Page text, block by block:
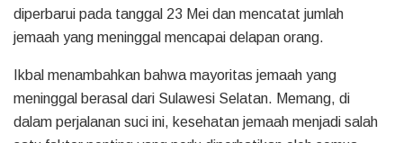
diperbarui pada tanggal 23 Mei dan mencatat jumlah
jemaah yang meninggal mencapai delapan orang.
Ikbal menambahkan bahwa mayoritas jemaah yang
meninggal berasal dari Sulawesi Selatan. Memang, di
dalam perjalanan suci ini, kesehatan jemaah menjadi salah